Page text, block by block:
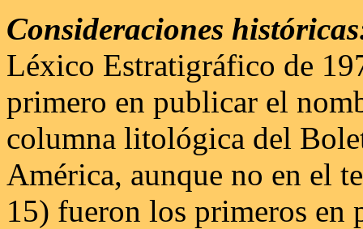
Consideraciones
Léxico Estratigráfico de
primero en publicar el
columna litológica del
América, aunque no en el
15) fueron los primeros en